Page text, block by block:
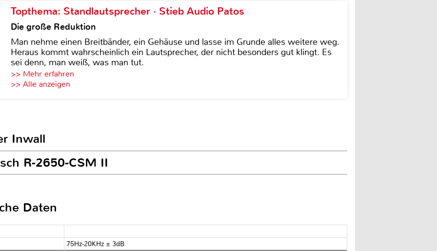
Topthema: Standlautsprecher · Stieb Audio Patos
Die große Reduktion
Man nehme einen Breitbänder, ein Gehäuse und lasse im Grunde alles weitere weg.
Heraus kommt wahrscheinlich ein Lautsprecher, der nicht besonders gut klingt. Es
sei denn, man weiß, was man tut.
>> Mehr erfahren
>> Alle anzeigen
Inwall
R-2650-CSM II
Daten
75Hz-20KHz ± 3dB